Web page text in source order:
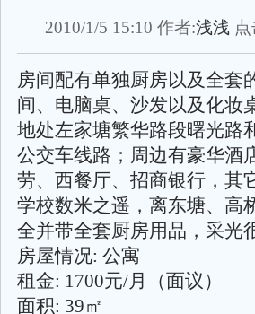
2010/1/5 15:10 作者:浅浅
房间配有单独厨房以及全套
间、电脑桌、沙发以及化妆
地处左家塘繁华路段曙光路
公交车线路；周边有豪华酒
劳、西餐厅、招商银行，其
学校数米之遥，离东塘、高
全并带全套厨房用品，采光
房屋情况: 公寓
租金: 1700元/月（面议）
面积: 39㎡